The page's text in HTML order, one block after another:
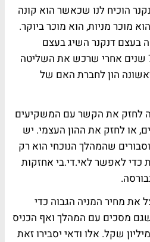
הוכיח לנו שכאשר הוא קונה
מוכר מניות, הוא מוכר ביוקר.
בעצם דנקנר השיג בעצם
המהלך. מה גרם לו לקום 7 שנים אחרי שרכש את השליטה
הון לחברת האם של
לחזק את הקשר עם המשקיעים
או לחזק את ההון העצמי. יש
שהמהלך הנוכחי הוא רק
כדי לאפשר לאי.די.בי אחזקות
את מחיר המניה הגבוה כדי
שגם מסכים עם המהלך ואף הכניס
את היד לכיס והשקיע 60 מיליון שקל. אלו ודאי יסבירו זאת